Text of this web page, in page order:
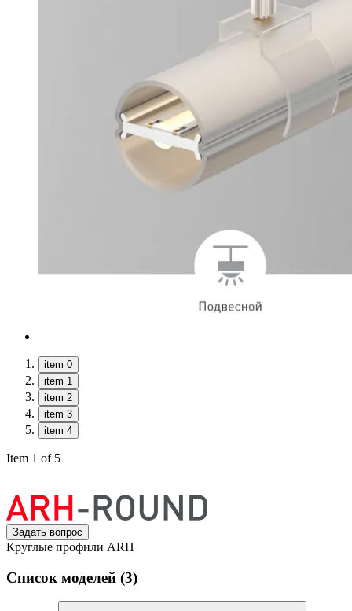
item 0
item 1
item 2
item 3
item 4
Item 1 of 5
Задать вопрос
Круглые профили ARH
Список моделей (3)